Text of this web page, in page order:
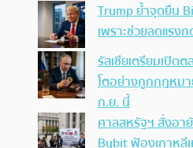
Trump ย้ำจุดยืน
เพราะช่วยลดแรง
รัสเซียเตรียมเปิด
โตอย่างถูกกฎหม
ก.ย. นี้
ศาลสหรัฐฯ สั่งอา
Bybit ฟ้องเกาหลี